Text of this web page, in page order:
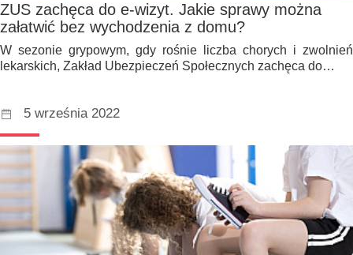
ZUS zachęca do e-wizyt. Jakie sprawy można
załatwić bez wychodzenia z domu?
W sezonie grypowym, gdy rośnie liczba chorych i zwolnień
lekarskich, Zakład Ubezpieczeń Społecznych zachęca do…
5 września 2022